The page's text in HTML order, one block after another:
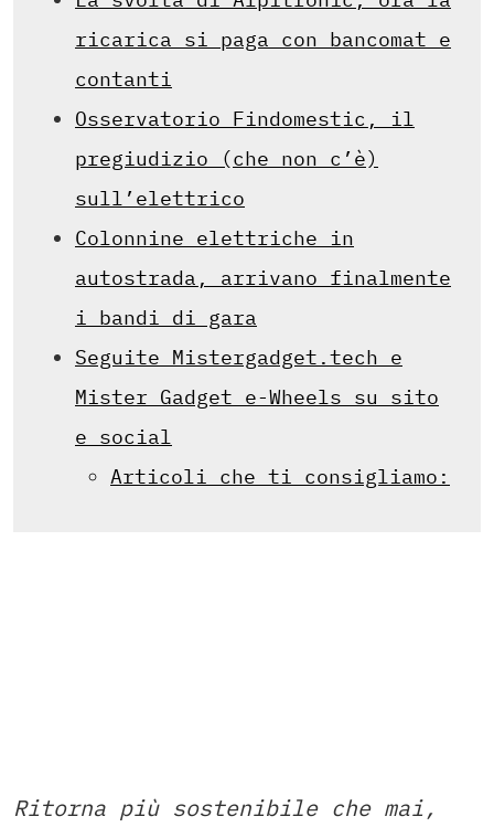
ricarica si paga con bancomat e
contanti
Osservatorio Findomestic, il
pregiudizio (che non c’è)
sull’elettrico
Colonnine elettriche in
autostrada, arrivano finalmente
i bandi di gara
Seguite Mistergadget.tech e
Mister Gadget e-Wheels su sito
e social
Articoli che ti consigliamo:
Ritorna più sostenibile che mai,